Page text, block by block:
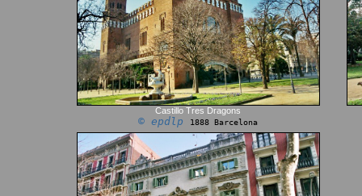
Castillo Tres Dragons
© epdlp 1888 Barcelona